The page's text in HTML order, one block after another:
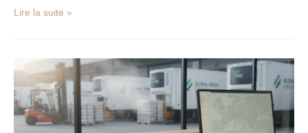
Lire la suite »
façons
de
joindre